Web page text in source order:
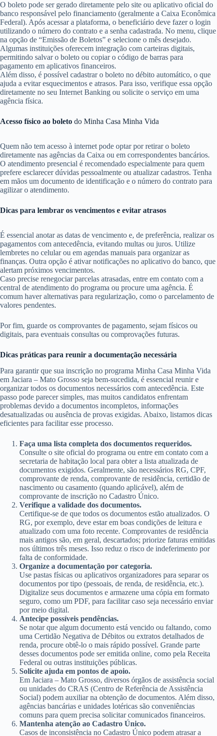
O boleto pode ser gerado diretamente pelo site ou aplicativo oficial do
banco responsável pelo financiamento (geralmente a Caixa Econômica
Federal). Após acessar a plataforma, o beneficiário deve fazer o login
utilizando o número do contrato e a senha cadastrada. No menu, clique
na opção de “Emissão de Boletos” e selecione o mês desejado.
Algumas instituições oferecem integração com carteiras digitais,
permitindo salvar o boleto ou copiar o código de barras para
pagamento em aplicativos financeiros.
Além disso, é possível cadastrar o boleto no débito automático, o que
ajuda a evitar esquecimentos e atrasos. Para isso, verifique essa opção
diretamente no seu Internet Banking ou solicite o serviço em uma
agência física.
Acesso físico ao boleto do Minha Casa Minha Vida
Quem não tem acesso à internet pode optar por retirar o boleto
diretamente nas agências da Caixa ou em correspondentes bancários.
O atendimento presencial é recomendado especialmente para quem
prefere esclarecer dúvidas pessoalmente ou atualizar cadastros. Tenha
em mãos um documento de identificação e o número do contrato para
agilizar o atendimento.
Dicas para lembrar os vencimentos e evitar atrasos
É essencial anotar as datas de vencimento e, de preferência, realizar os
pagamentos com antecedência, evitando multas ou juros. Utilize
lembretes no celular ou em agendas manuais para organizar as
finanças. Outra opção é ativar notificações no aplicativo do banco, que
alertam próximos vencimentos.
Caso precise renegociar parcelas atrasadas, entre em contato com a
central de atendimento do programa ou procure uma agência. É
comum haver alternativas para regularização, como o parcelamento de
valores pendentes.
Por fim, guarde os comprovantes de pagamento, sejam físicos ou
digitais, para eventuais consultas ou comprovações futuras.
Dicas práticas para reunir a documentação necessária
Para garantir que sua inscrição no programa Minha Casa Minha Vida
em Jaciara – Mato Grosso seja bem-sucedida, é essencial reunir e
organizar todos os documentos necessários com antecedência. Este
passo pode parecer simples, mas muitos candidatos enfrentam
problemas devido a documentos incompletos, informações
desatualizadas ou ausência de provas exigidas. Abaixo, listamos dicas
eficientes para facilitar esse processo.
Faça uma lista completa dos documentos requeridos.
Consulte o site oficial do programa ou entre em contato com a
secretaria de habitação local para obter a lista atualizada de
documentos exigidos. Geralmente, são necessários RG, CPF,
comprovante de renda, comprovante de residência, certidão de
nascimento ou casamento (quando aplicável), além de
comprovante de inscrição no Cadastro Único.
Verifique a validade dos documentos.
Certifique-se de que todos os documentos estão atualizados. O
RG, por exemplo, deve estar em boas condições de leitura e
atualizado com uma foto recente. Comprovantes de residência
mais antigos são, em geral, descartados; priorize faturas emitidas
nos últimos três meses. Isso reduz o risco de indeferimento por
falta de conformidade.
Organize a documentação por categoria.
Use pastas físicas ou aplicativos organizadores para separar os
documentos por tipo (pessoais, de renda, de residência, etc.).
Digitalize seus documentos e armazene uma cópia em formato
seguro, como um PDF, para facilitar caso seja necessário enviar
por meio digital.
Antecipe possíveis pendências.
Se notar que algum documento está vencido ou faltando, como
uma Certidão Negativa de Débitos ou extratos detalhados de
renda, procure obtê-lo o mais rápido possível. Grande parte
desses documentos pode ser emitida online, como pela Receita
Federal ou outras instituições públicas.
Solicite ajuda em pontos de apoio.
Em Jaciara – Mato Grosso, diversos órgãos de assistência social
ou unidades do CRAS (Centro de Referência de Assistência
Social) podem auxiliar na obtenção de documentos. Além disso,
agências bancárias e unidades lotéricas são conveniências
comuns para quem precisa solicitar comunicados financeiros.
Mantenha atenção ao Cadastro Único.
Casos de inconsistência no Cadastro Único podem atrasar a